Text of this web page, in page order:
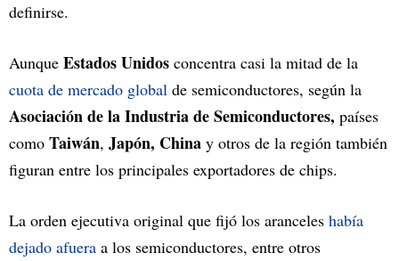
definirse.
Aunque Estados Unidos concentra casi la mitad de la
cuota de mercado global de semiconductores, según la
Asociación de la Industria de Semiconductores, países
como Taiwán, Japón, China y otros de la región también
figuran entre los principales exportadores de chips.
La orden ejecutiva original que fijó los aranceles había
dejado afuera a los semiconductores, entre otros